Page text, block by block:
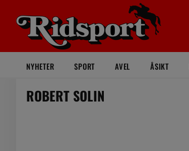
NYHETER SPORT AVEL ÅSIKT
ROBERT SOLIN